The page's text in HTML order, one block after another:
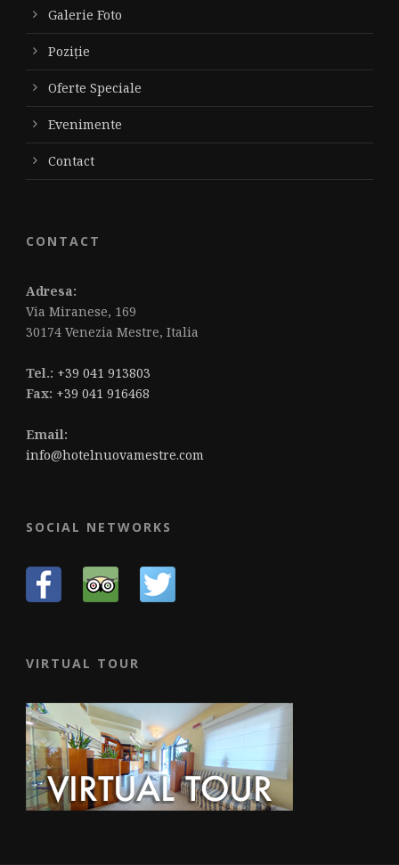
Galerie Foto
Poziție
Oferte Speciale
Evenimente
Contact
CONTACT
Adresa:
Via Miranese, 169
30174 Venezia Mestre, Italia
Tel.: +39 041 913803
Fax: +39 041 916468
Email:
info@hotelnuovamestre.com
SOCIAL NETWORKS
VIRTUAL TOUR